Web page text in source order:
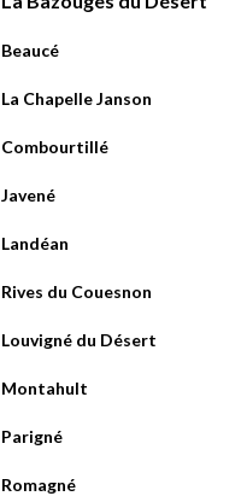
Beaucé
La Chapelle Janson
Combourtillé
Javené
Landéan
Rives du Couesnon
Louvigné du Désert
Montahult
Parigné
Romagné